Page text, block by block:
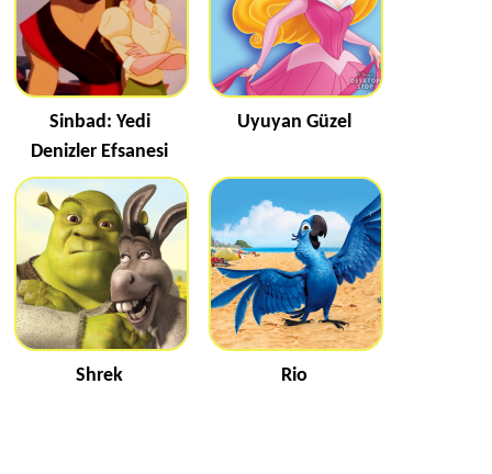
Sinbad: Yedi
Denizler Efsanesi
Uyuyan Güzel
Shrek Rio